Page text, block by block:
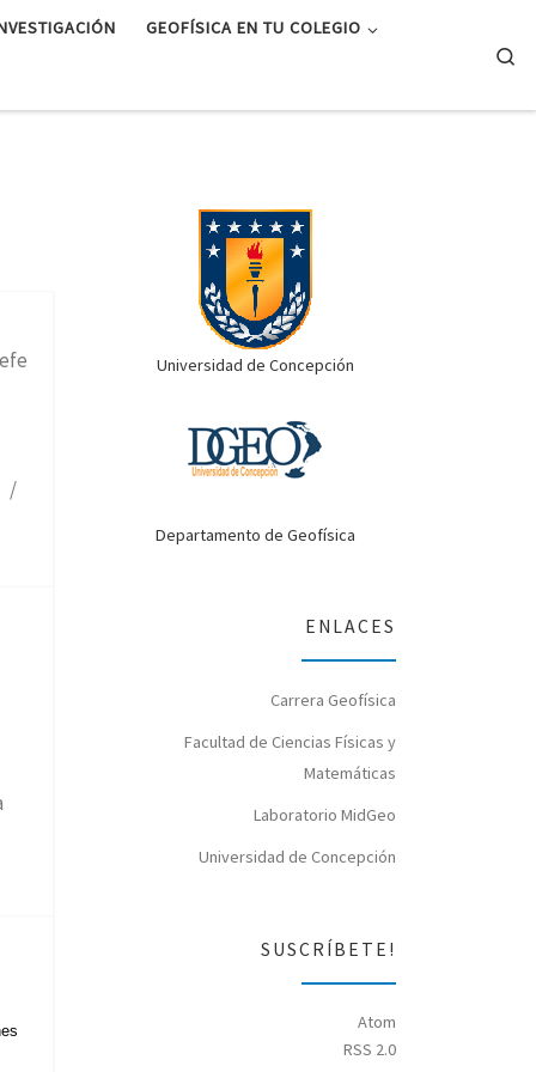
GEOFÍSICA EN TU COLEGIO
/
Universidad de Concepción
Departamento de Geofísica
ENLACES
Carrera Geofísica
Facultad de Ciencias Físicas y
Matemáticas
Laboratorio MidGeo
Universidad de Concepción
SUSCRÍBETE!
Atom
RSS 2.0